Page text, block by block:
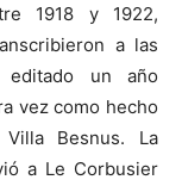
1918 y 1922,
a las
editado un año
vez como hecho
Besnus. La
a Le Corbusier